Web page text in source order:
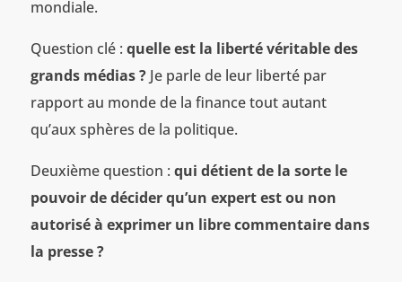
mondiale.
Question clé : quelle est la liberté véritable des
grands médias ?Je parle de leur liberté par
rapport au monde de la finance tout autant
qu’aux sphères de la politique.
Deuxième question : qui détient de la sorte le
pouvoir de décider qu’un expert est ou non
autorisé à exprimer un libre commentaire dans
la presse ?